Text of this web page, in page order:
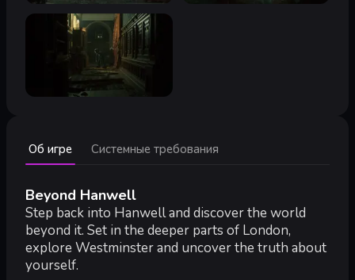
Об игре Системные требования
Beyond Hanwell
Step back into Hanwell and discover the world
beyond it. Set in the deeper parts of London,
explore Westminster and uncover the truth about
yourself.
Минимальные:
Минимальные:
Процессор: Quad-core Intel or AMD at 2.5 GHz
Оперативная память:
16 GB ОЗУ
Видеокарта:NVIDIA RTX 2070 or AMD Radeon RX 5700
DirectX:версии 11
Место на диске:65 GB